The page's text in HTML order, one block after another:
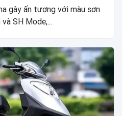
gây ấn tượng với màu sơn
SH Mode,...